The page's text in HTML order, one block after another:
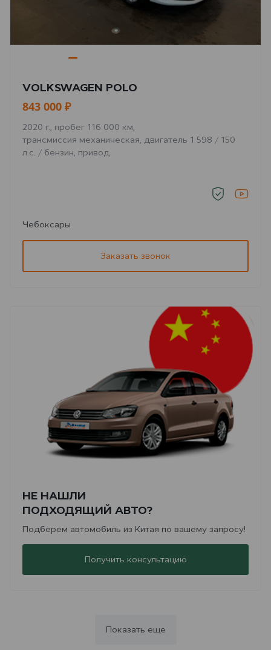
VOLKSWAGEN POLO
843 000 ₽
2020 г., пробег 116 000 км,
трансмиссия механическая, двигатель 1 598 / 150
л.с. / бензин, привод
Чебоксары
Заказать звонок
НЕ НАШЛИ
ПОДХОДЯЩИЙ АВТО?
Подберем автомобиль из Китая по вашему запросу!
Получить консультацию
Показать еще